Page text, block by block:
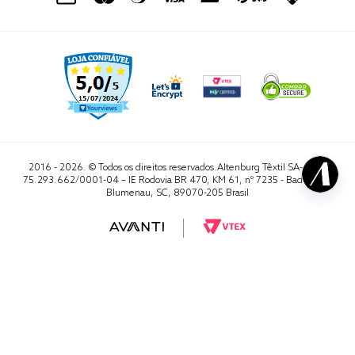
2016 - 2026. © Todos os direitos reservados.Altenburg Têxtil SA- CNPJ
75.293.662/0001-04 – IE Rodovia BR 470, KM 61, nº 7235 - Badenfurt,
Blumenau, SC, 89070-205 Brasil